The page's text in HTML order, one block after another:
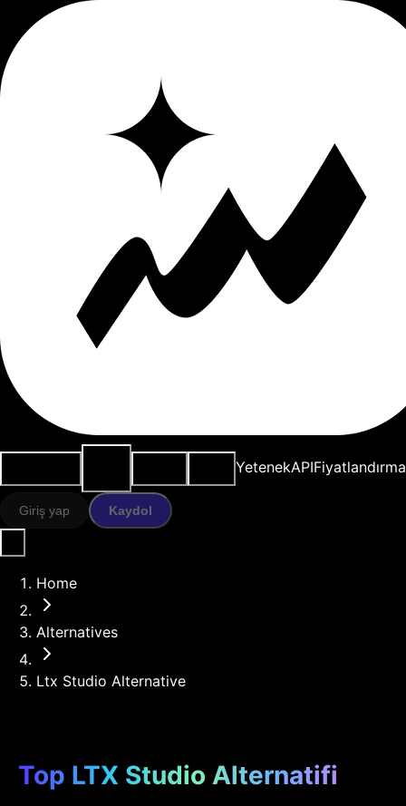
YetenekAPIFiyatlandırma
Giriş yap Kaydol
Home
Alternatives
Ltx Studio Alternative
Top LTX Studio Alternatifi